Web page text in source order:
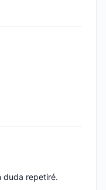
duda repetiré.